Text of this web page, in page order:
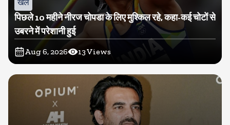
खेल
पिछले 10 महीने नीरज चोपडा के लिए मुश्किल रहे, कहा-कई चोटों से
उबरने में परेशानी हुई
Aug 6, 2026 13Views